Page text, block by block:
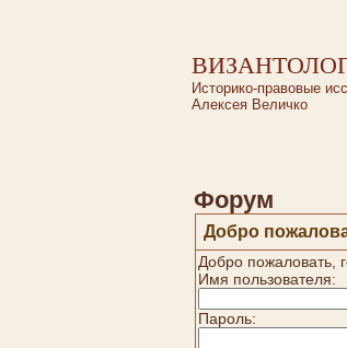
Историко-правовые
Алексея Величко
Форум
Добро
Добро пожаловать,
Имя пользователя:
Пароль: